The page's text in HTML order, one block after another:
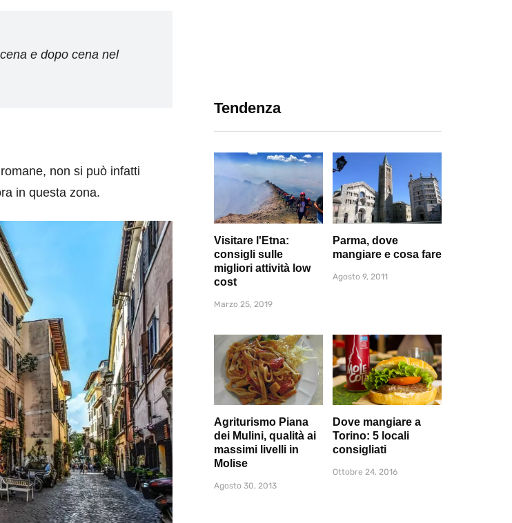
e dopo cena nel
non si può infatti
in questa zona.
Tendenza
Visitare l'Etna:
consigli sulle
migliori attività low
cost
Marzo 25, 2019
Parma, dove
mangiare e cosa fare
Agosto 9, 2011
Agriturismo Piana
dei Mulini, qualità ai
massimi livelli in
Molise
Agosto 30, 2013
Dove mangiare a
Torino: 5 locali
consigliati
Ottobre 24, 2016